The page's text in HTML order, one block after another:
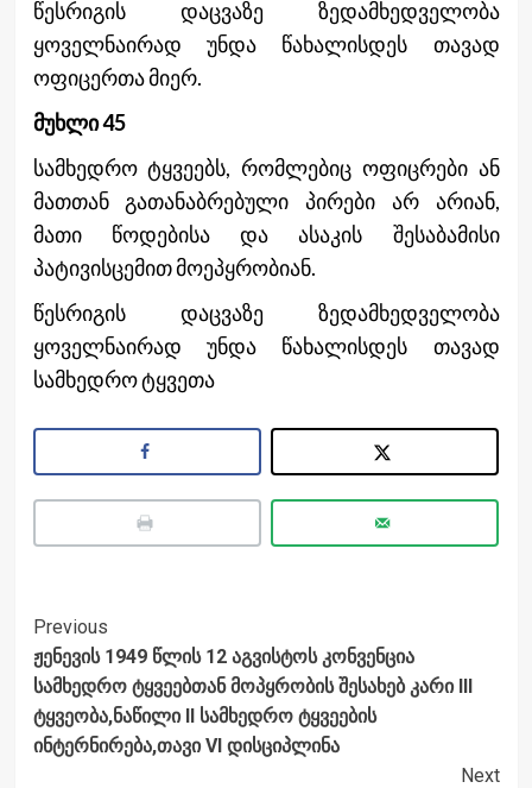
წესრიგის დაცვაზე ზედამხედველობა
ყოველნაირად უნდა წახალისდეს თავად
ოფიცერთა მიერ.
მუხლი 45
სამხედრო ტყვეებს, რომლებიც ოფიცრები ან
მათთან გათანაბრებული პირები არ არიან,
მათი წოდებისა და ასაკის შესაბამისი
პატივისცემით მოეპყრობიან.
წესრიგის დაცვაზე ზედამხედველობა
ყოველნაირად უნდა წახალისდეს თავად
სამხედრო ტყვეთა
Post
Navigation
Previous
ჟენევის 1949 წლის 12 აგვისტოს კონვენცია
სამხედრო ტყვეებთან მოპყრობის შესახებ კარი III
ტყვეობა,ნაწილი II სამხედრო ტყვეების
ინტერნირება,თავი VI დისციპლინა
Next